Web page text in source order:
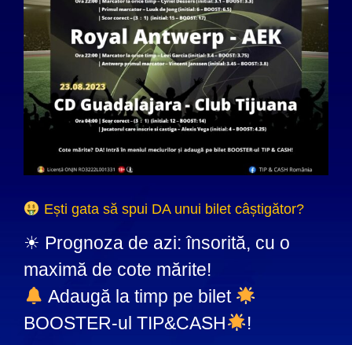
Ești gata să spui DA unui bilet câștigător?
☀ Prognoza de azi: însorită, cu o
maximă de cote mărite!
Adaugă la timp pe bilet
BOOSTER-ul TIP&CASH
!